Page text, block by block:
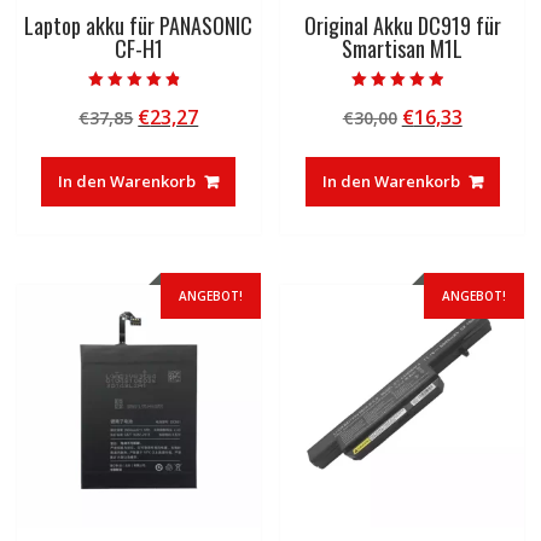
Laptop akku für PANASONIC
CF-H1
4.50
von 5
€37,85 Ursprünglicher
war:
€37,85
€23,27Aktueller
ist:
€23,27.
In den Warenkorb
Original Akku DC919 für
Smartisan M1L
4.50
von 5
€30,00 Ursprünglicher
war:
€30,00
€16,33
ist:
€16,33.
In den Warenkorb
ANGEBOT! ANGEBOT!